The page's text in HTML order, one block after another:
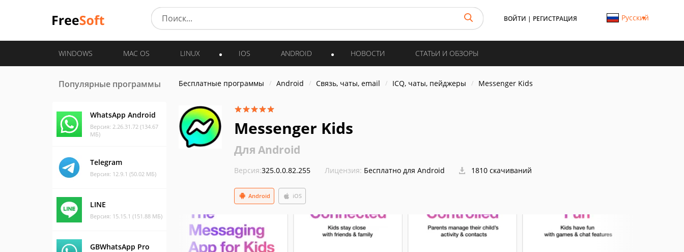
ВОЙТИ | РЕГИСТРАЦИЯ Русский
WINDOWS MAC OS LINUX IOS ANDROID НОВОСТИ СТАТЬИ И ОБЗОРЫ
Популярные программы
WhatsApp Android
Версия: 2.26.31.72 (134.67
МБ)
Telegram
Версия: 12.9.1 (50.02 МБ)
LINE
Версия: 15.15.1 (151.88 МБ)
GBWhatsApp Pro
Бесплатные программы Android Связь, чаты, email ICQ, чаты, пейджеры Messenger Kids
Messenger Kids
Для Android
Версия:325.0.0.82.255 Лицензия: Бесплатно для Android 1810 скачиваний
iOS
Android